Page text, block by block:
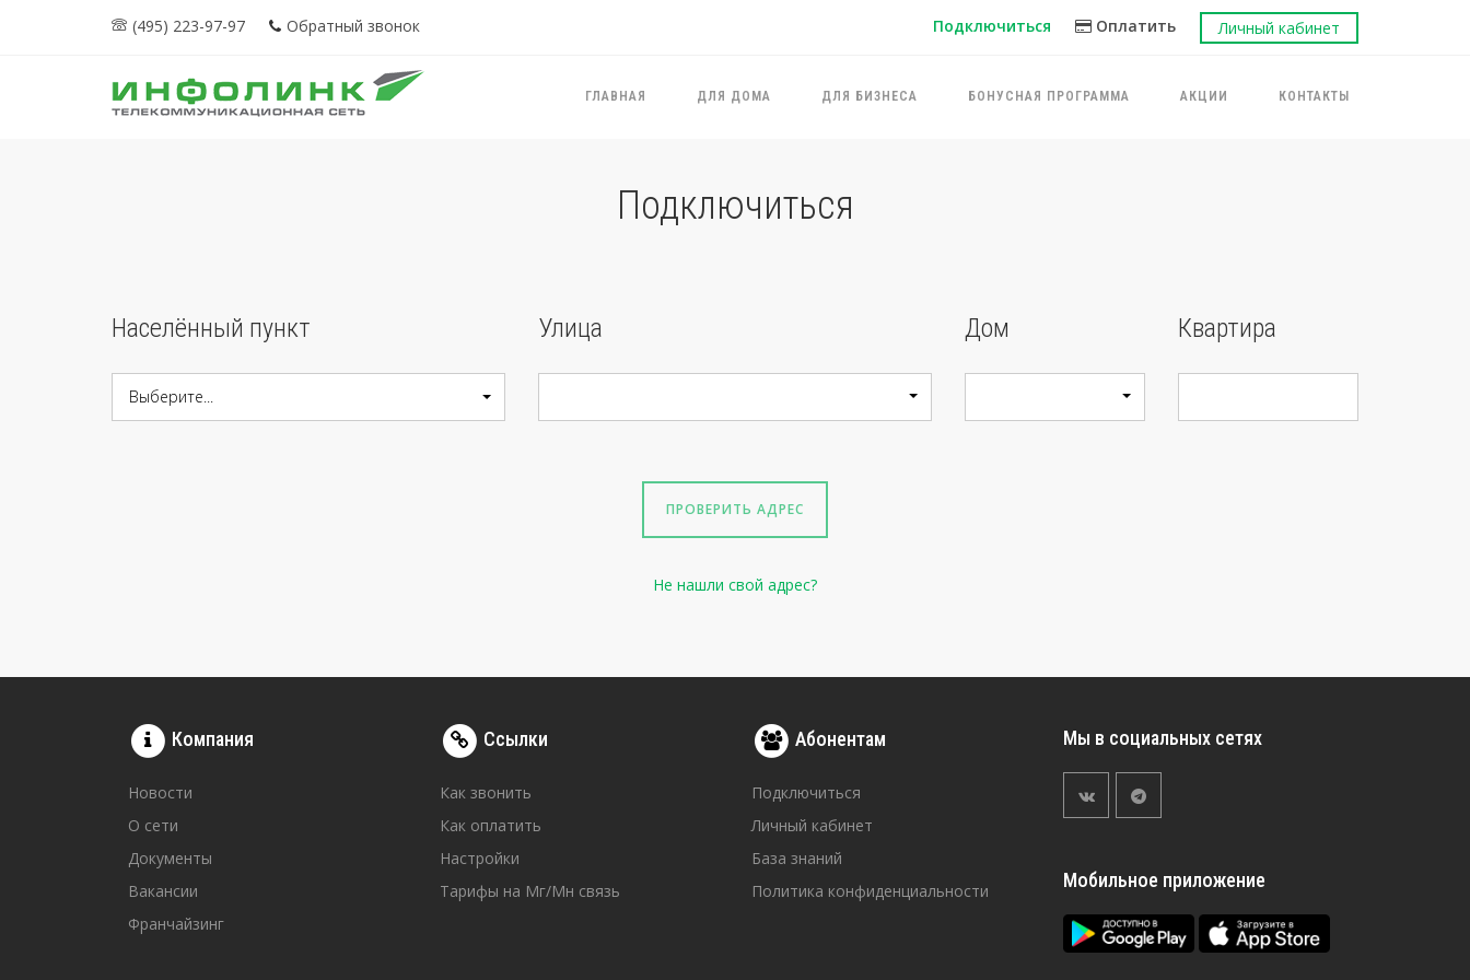
(495) 223-97-97 Обратный звонок Подключиться Оплатить Личный кабинет
ГЛАВНАЯ ДЛЯ ДОМА ДЛЯ БИЗНЕСА БОНУСНАЯ ПРОГРАММА АКЦИИ КОНТАКТЫ
Подключиться
Населённый пункт
Выберите...
Улица Дом Квартира
ПРОВЕРИТЬ АДРЕС
Не нашли свой адрес?
Компания
Новости
О сети
Документы
Вакансии
Франчайзинг
Ссылки
Как звонить
Как оплатить
Настройки
Тарифы на Мг/Мн связь
Абонентам
Подключиться
Личный кабинет
База знаний
Политика конфиденциальности
Мы в социальных сетях
Мобильное приложение